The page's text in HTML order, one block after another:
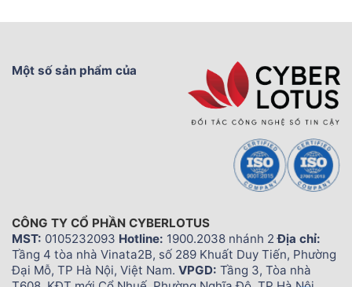
Một số sản phẩm của
CÔNG TY CỔ PHẦN CYBERLOTUS
MST: 0105232093 Hotline: 1900.2038 nhánh 2Địa chỉ:
Tầng 4 tòa nhà Vinata2B, số 289 Khuất Duy Tiến, Phường
Đại Mỗ, TP Hà Nội, Việt Nam. VPGD: Tầng 3, Tòa nhà